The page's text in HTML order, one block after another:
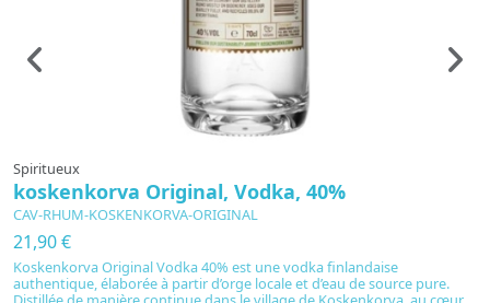
Spiritueux
koskenkorva Original, Vodka, 40%
CAV-RHUM-KOSKENKORVA-ORIGINAL
21,90 €
Koskenkorva Original Vodka 40% est une vodka finlandaise
authentique, élaborée à partir d’orge locale et d’eau de source pure.